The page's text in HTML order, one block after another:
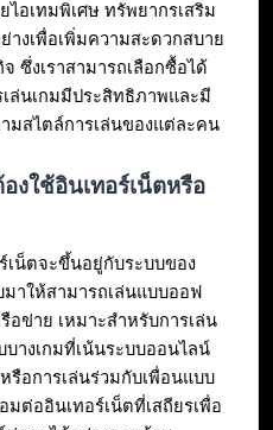
ไอเทมพิเศษ ทรัพยากรเสริม
างเพื่อเพิ่มความสะดวกสบาย
ซึ่งเราสามารถเลือกซื้อได้
ล่นเกมมีประสิทธิภาพและมี
มสไตล์การเล่นของแต่ละคน
งใช้อินเทอร์เน็ตหรือ
เน็ตจะขึ้นอยู่กับระบบของ
าให้สามารถเล่นแบบออฟ
อข่าย เหมาะสำหรับการเล่น
งเกมที่เน้นระบบออนไลน์
อการเล่นร่วมกับเพื่อนแบบ
มต่ออินเทอร์เน็ตที่เสถียรเพื่อ